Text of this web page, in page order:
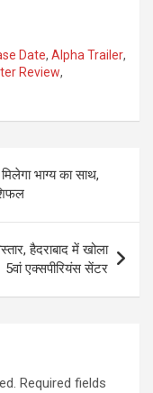
Date, Alpha Trailer,
Review,
भाग्य का साथ,
हैदराबाद में खोला
5वां एक्सपीरियंस सेंटर
Required fields